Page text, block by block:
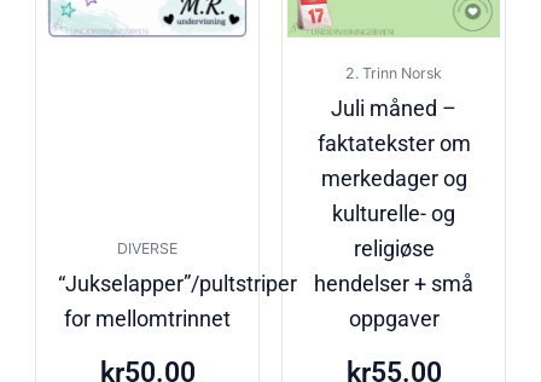
DIVERSE
“Jukselapper”/pultstriper
for mellomtrinnet
kr50.00
2. Trinn Norsk
Juli måned –
faktatekster om
merkedager og
kulturelle- og
religiøse
hendelser + små
oppgaver
kr55.00